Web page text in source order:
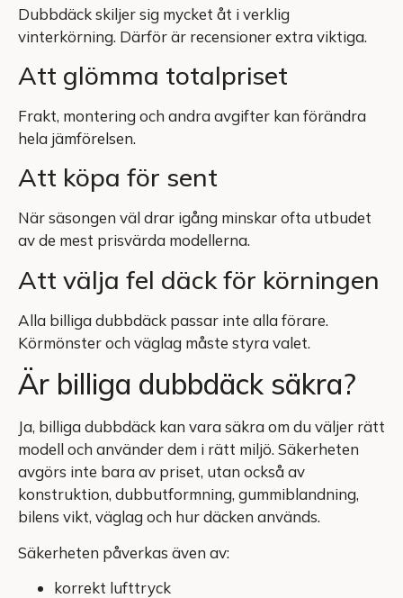
Dubbdäck skiljer sig mycket åt i verklig
vinterkörning. Därför är recensioner extra viktiga.
Att glömma totalpriset
Frakt, montering och andra avgifter kan förändra
hela jämförelsen.
Att köpa för sent
När säsongen väl drar igång minskar ofta utbudet
av de mest prisvärda modellerna.
Att välja fel däck för körningen
Alla billiga dubbdäck passar inte alla förare.
Körmönster och väglag måste styra valet.
Är billiga dubbdäck säkra?
Ja, billiga dubbdäck kan vara säkra om du väljer rätt
modell och använder dem i rätt miljö. Säkerheten
avgörs inte bara av priset, utan också av
konstruktion, dubbutformning, gummiblandning,
bilens vikt, väglag och hur däcken används.
Säkerheten påverkas även av:
korrekt lufttryck